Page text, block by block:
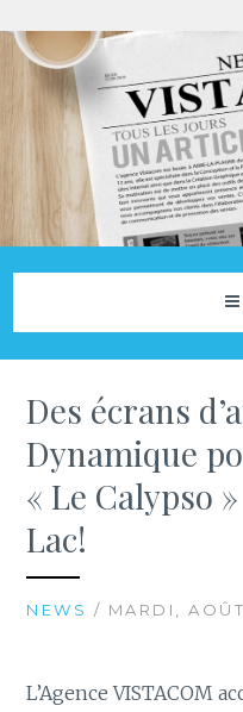
Aller
au
contenu
Agence
NOS ACTUS
Des écrans
Dynamique
« Le Calypso
Lac!
NEWS / MARDI,
L’Agence VISTACOM